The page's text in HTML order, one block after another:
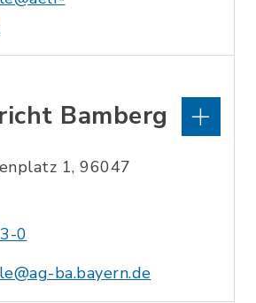
Bamberg
1, 96047
0
ba.bayern.de